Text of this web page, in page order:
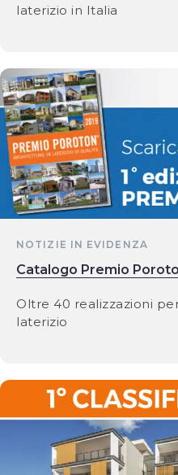
laterizio in Italia
NOTIZIE IN EVIDENZA
Catalogo Premio
Oltre 40 realizzazioni
laterizio